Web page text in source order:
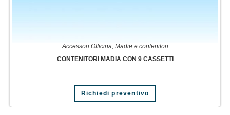
Accessori Officina, Madie e contenitori
CONTENITORI MADIA CON 9 CASSETTI
Richiedi preventivo